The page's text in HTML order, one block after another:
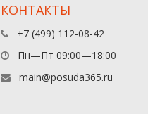
КОНТАКТЫ
+7 (499) 112-08-42
Пн—Пт 09:00—18:00
main@posuda365.ru